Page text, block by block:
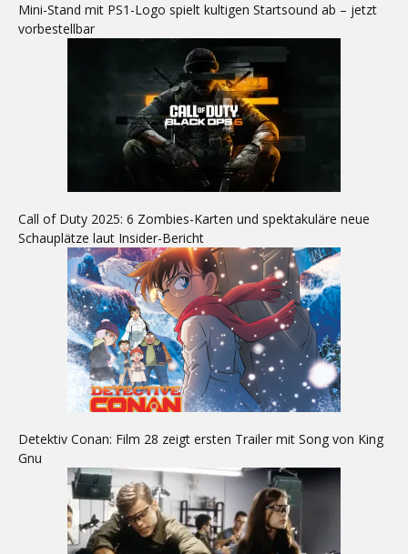
Mini-Stand mit PS1-Logo spielt kultigen Startsound ab – jetzt
vorbestellbar
Call of Duty 2025: 6 Zombies-Karten und spektakuläre neue
Schauplätze laut Insider-Bericht
Detektiv Conan: Film 28 zeigt ersten Trailer mit Song von King
Gnu